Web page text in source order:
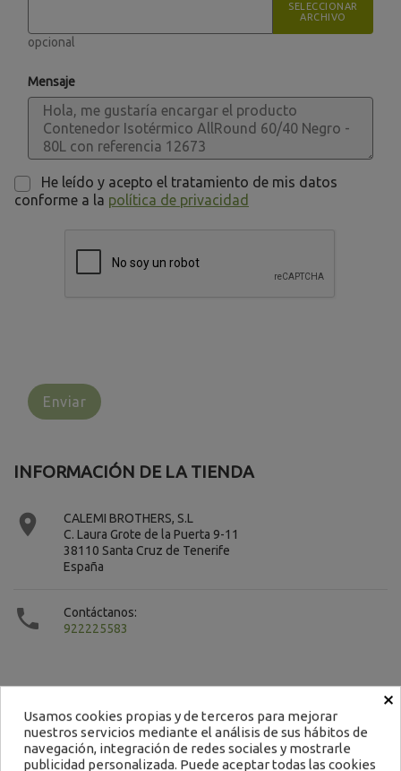
SELECCIONAR
ARCHIVO
opcional
Mensaje
He leído y acepto el tratamiento de mis datos
conforme a la política de privacidad
INFORMACIÓN DE LA TIENDA

CALEMI BROTHERS, S.L
C. Laura Grote de la Puerta 9-11
38110 Santa Cruz de Tenerife
España

Contáctanos:
922225583
Contacto
×
Usamos cookies propias y de terceros para mejorar
nuestros servicios mediante el análisis de sus hábitos de
navegación, integración de redes sociales y mostrarle
publicidad personalizada. Puede aceptar todas las cookies